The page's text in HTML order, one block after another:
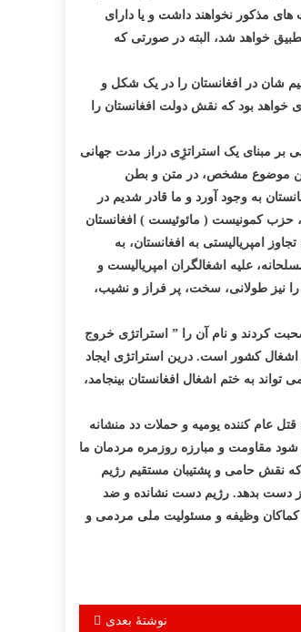
مذکور نخواهند داشت و یا دارای
در واقع همین سیستم عملیاتی است که بعد از سال 2014 در سراسر افغانستان تطبیق خواهد شد، البته در صورتی که
مستقیم شان در افغانستان را در یک شکل و
خواهد بود که نقش دولت افغانستان را
بر مبنای یک استراتژِی دراز مدت جهانی
همین موضوع مشخص، در متن و بطن
به وجود آورد و ما قادر شدیم در
حزب کمونیست ( مائوئیست ) افغانستان
امپریالیستی به افغانستان، به
علیه اشغالگران امپریالیست و
را نیز طولانی، سخت، پر فراز و نشیب،
کردند و نام آن را ” استراتژی خروج
اشغال کشور است. درین استراتژی ایجاد
به ختم اشغال افغانستان بینجامد،
های قتل عام کننده یومیه و حملات دد منشانه
مقاومت و مبارزه روزمره مردمان ما
که نقش حامی و پشتیبان مستقیم رژیم
از دست بدهد. رژیم دست نشانده و ضد
کماکان وظیفه و مسئولیت ملی مردمی و
نوشتهٔ بعدی